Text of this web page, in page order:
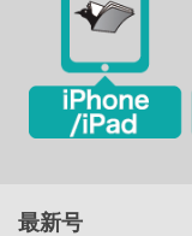
最新号